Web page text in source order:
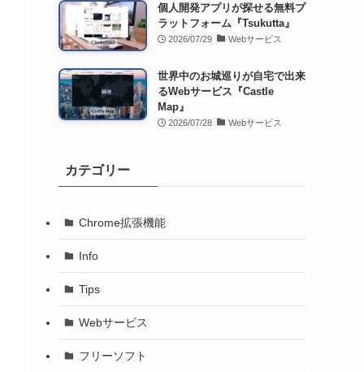
個人開発アプリが探せる無料プ
ラットフォーム『Tsukutta』
2026/07/29 Webサービス
世界中のお城巡りが自宅で出来
るWebサービス『Castle
Map』
2026/07/28 Webサービス
カテゴリー
Chrome拡張機能
Info
Tips
Webサービス
フリーソフト